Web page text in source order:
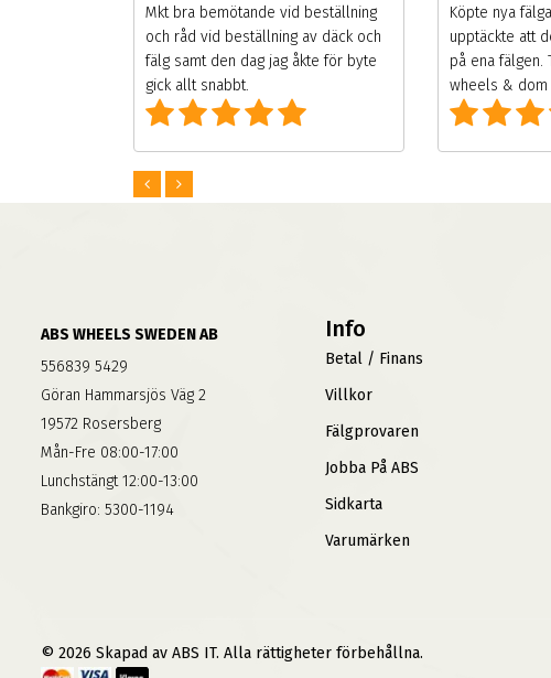
Mkt bra bemötande vid beställning
och råd vid beställning av däck och
fälg samt den dag jag åkte för byte
gick allt snabbt.
Köpte nya
upptäckte att
på ena fälgen.
wheels &
ABS WHEELS SWEDEN AB
556839 5429
Göran Hammarsjös Väg 2
19572 Rosersberg
Mån-Fre 08:00-17:00
Lunchstängt 12:00-13:00
Bankgiro: 5300-1194
Info
Betal / Finans
Villkor
Fälgprovaren
Jobba På ABS
Sidkarta
Varumärken
© 2026 Skapad av ABS IT. Alla rättigheter förbehållna.